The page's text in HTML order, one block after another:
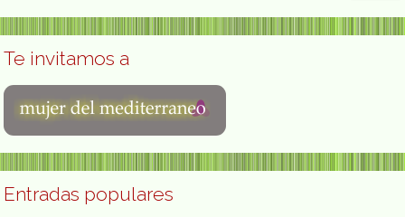
Te invitamos a
Entradas populares